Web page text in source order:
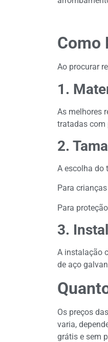
Como
Ao procurar
1.
As melhores
tratadas com
2.
A escolha do
Para
Para
3.
A instalação
de aço
Os preços
varia,
grátis e sem